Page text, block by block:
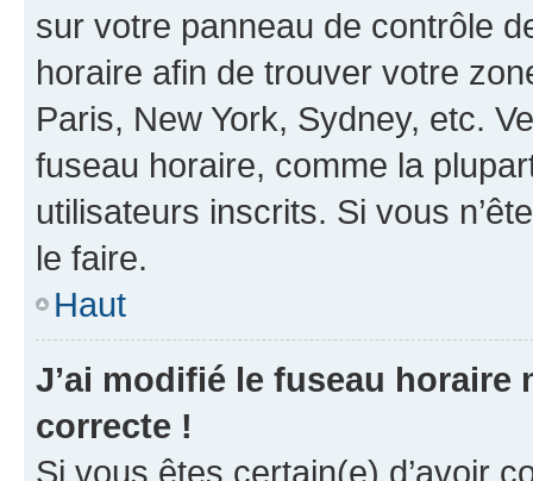
sur votre panneau de contrôle
horaire afin de trouver votre
Paris, New York, Sydney, etc.
fuseau horaire, comme la
utilisateurs inscrits. Si vous
le faire.
Haut
J’ai modifié le fuseau horaire
correcte !
Si vous êtes certain(e) d’avoir